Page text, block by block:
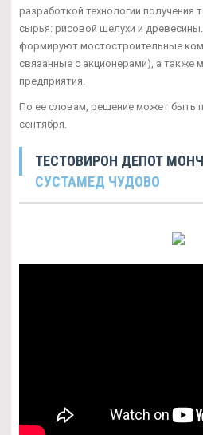
разработкой технологии получения
сырья: рисовой шелухи и
формируют мостостроительные
связанные с акционерами), а
предприятия.
По ее словам, решение может быть
сентября.
ТЕСТОВИРОН ДЕПОТ
СУСТАМЕД ЧУДОВО